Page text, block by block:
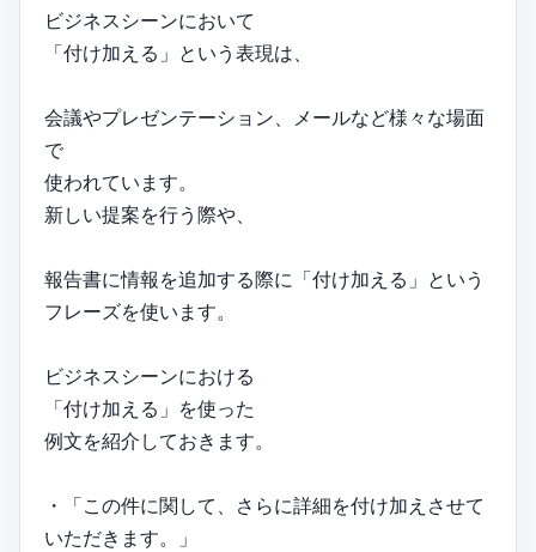
ビジネスシーンにおいて
「付け加える」という表現は、
会議やプレゼンテーション、メールなど様々な場面
で
使われています。
新しい提案を行う際や、
報告書に情報を追加する際に「付け加える」という
フレーズを使います。
ビジネスシーンにおける
「付け加える」を使った
例文を紹介しておきます。
・「この件に関して、さらに詳細を付け加えさせて
いただきます。」